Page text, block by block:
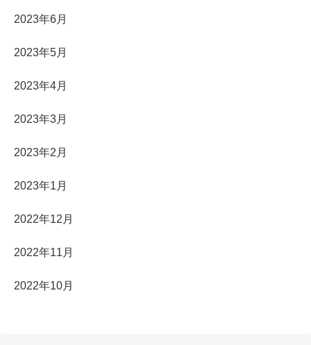
2023年6月
2023年5月
2023年4月
2023年3月
2023年2月
2023年1月
2022年12月
2022年11月
2022年10月